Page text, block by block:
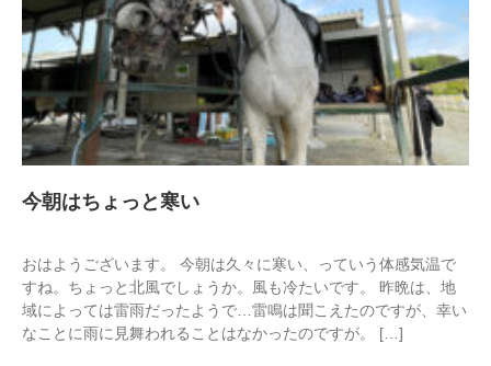
今朝はちょっと寒い
おはようございます。 今朝は久々に寒い、っていう体感気温で
すね。ちょっと北風でしょうか。風も冷たいです。 昨晩は、地
域によっては雷雨だったようで…雷鳴は聞こえたのですが、幸い
なことに雨に見舞われることはなかったのですが。 […]